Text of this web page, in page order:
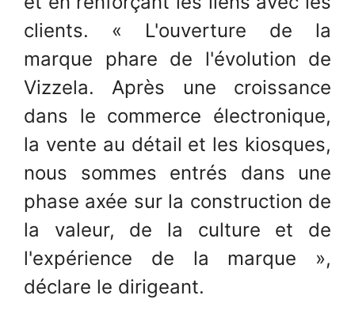
clients. « L'ouverture de la
marque phare de l'évolution de
Vizzela. Après une croissance
dans le commerce électronique,
la vente au détail et les kiosques,
nous sommes entrés dans une
phase axée sur la construction de
la valeur, de la culture et de
l'expérience de la marque »,
déclare le dirigeant.